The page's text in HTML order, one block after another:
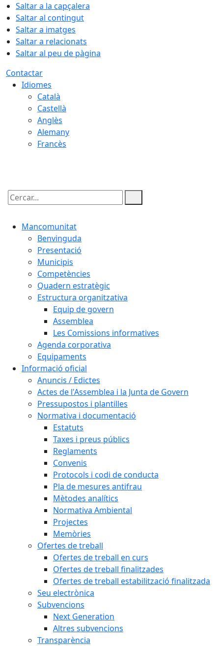
Saltar a la capçalera
Saltar al contingut
Saltar a imatges
Saltar a relacionats
Saltar al peu de pàgina
Contactar
Idiomes
Català
Castellà
Anglès
Alemany
Francès
Cercar:
Mancomunitat
Benvinguda
Presentació
Municipis
Competències
Quadern estratègic
Estructura organitzativa
Equip de govern
Assemblea
Les Comissions informatives
Agenda corporativa
Equipaments
Informació oficial
Anuncis / Edictes
Actes de l'Assemblea i la Junta de Govern
Pressupostos i plantilles
Normativa i documentació
Estatuts
Taxes i preus públics
Reglaments
Convenis
Protocols i codi de conducta
Pla de mesures antifrau
Mètodes analítics
Normativa Ambiental
Projectes
Memòries
Ofertes de treball
Ofertes de treball en curs
Ofertes de treball finalitzades
Ofertes de treball estabilització finalitzada
Seu electrònica
Subvencions
Next Generation
Altres subvencions
Transparència